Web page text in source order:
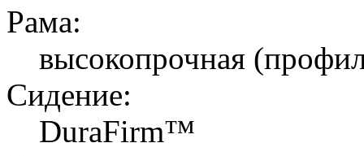
Рама:
высокопрочная
Сидение:
DuraFirm™